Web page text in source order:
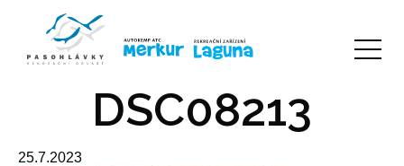
DSC08213
25.7.2023